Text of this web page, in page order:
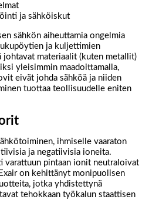
ja sähköiskut
sähkön aiheuttamia ongelmia
ja kuljettimien
johtavat materiaalit (kuten metallit)
yleisimmin maadoittamalla,
eivät johda sähköä ja niiden
tuottaa teollisuudelle eniten
ihmiselle vaaraton
ja negatiivisia ioneita.
varattuun pintaan ionit neutraloivat
on kehittänyt monipuolisen
jotka yhdistettynä
tehokkaan työkalun staattisen